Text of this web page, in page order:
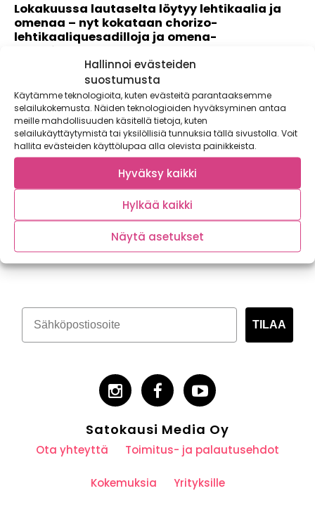
Hallinnoi evästeiden
suostumusta
Käytämme teknologioita, kuten evästeitä parantaaksemme
selailukokemusta. Näiden teknologioiden hyväksyminen antaa
meille mahdollisuuden käsitellä tietoja, kuten
selailukäyttäytymistä tai yksilöllisiä tunnuksia tällä sivustolla. Voit
hallita evästeiden käyttölupaa alla olevista painikkeista.
Hyväksy kaikki
Hylkää kaikki
Näytä asetukset
Lokakuussa lautaselta löytyy lehtikaalia ja
omenaa – nyt kokataan chorizo-
lehtikaaliquesadilloja ja omena-
pekonisalsaa!
Kotimaisten kasvisten sesonki jatkuu! Vaikka mittari välillä
sukeltaa syksyisten säiden myötä pakkasen puolelle,...
Tilaa kasvispitoinen uutiskirje
TILAA
Satokausi Media Oy
Ota yhteyttä Toimitus- ja palautusehdot
Kokemuksia Yrityksille